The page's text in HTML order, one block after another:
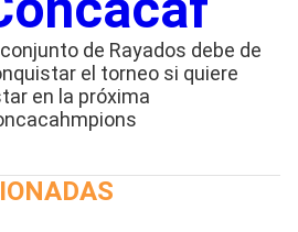
de Rayados debe de
el torneo si quiere
en la próxima